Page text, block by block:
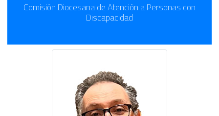
Comisión Diocesana de Atención a Personas con
Discapacidad